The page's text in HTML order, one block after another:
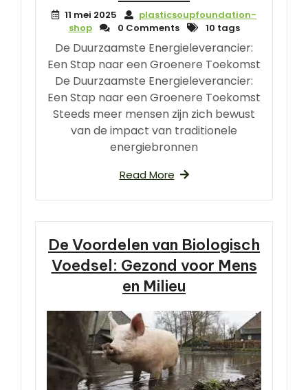
11 mei 2025
plasticsoupfoundation-
shop
0 Comments 10 tags
De Duurzaamste Energieleverancier:
Een Stap naar een Groenere Toekomst
De Duurzaamste Energieleverancier:
Een Stap naar een Groenere Toekomst
Steeds meer mensen zijn zich bewust
van de impact van traditionele
energiebronnen
Read More
De Voordelen van Biologisch
Voedsel: Gezond voor Mens
en Milieu